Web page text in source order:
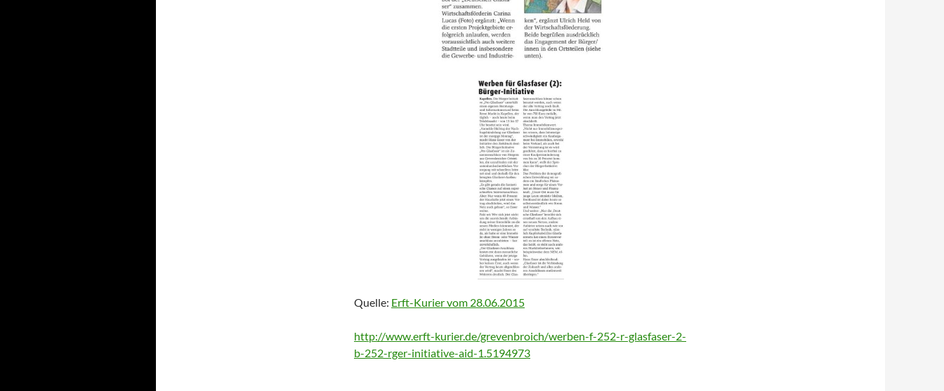
Quelle: Erft-Kurier vom 28.06.2015
http://www.erft-kurier.de/grevenbroich/werben-f-252-r-glasfaser-2-
b-252-rger-initiative-aid-1.5194973